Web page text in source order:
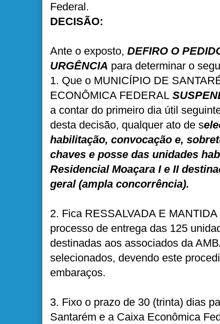
Federal.
DECISÃO:
Ante o exposto, DEFIRO O
URGÊNCIA para determinar o
1. Que o MUNICÍPIO DE
ECONÔMICA FEDERAL
a contar do primeiro dia útil
desta decisão, qualquer ato de s
habilitação, convocação e,
chaves e posse das unidades
Residencial Moaçara I e II
geral (ampla concorrência).
2. Fica RESSALVADA E
processo de entrega das 125
destinadas aos associados da
selecionados, devendo este
embaraços.
3. Fixo o prazo de 30 (trinta) dias
Santarém e a Caixa Econômica